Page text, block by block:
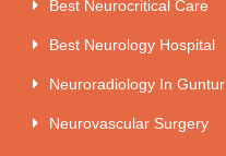
Best Neurocritical Care
Best Neurology Hospital
Neuroradiology In Guntur
Neurovascular Surgery